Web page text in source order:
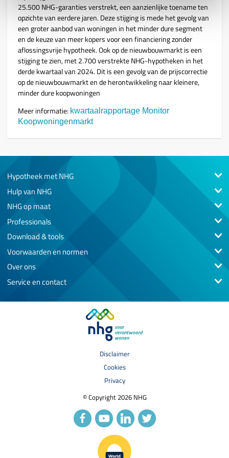
25.500 NHG-garanties verstrekt, een aanzienlijke toename ten
opzichte van eerdere jaren. Deze stijging is mede het gevolg van
een groter aanbod van woningen in het minder dure segment
en de keuze van meer kopers voor een financiering zonder
aflossingsvrije hypotheek. Ook op de nieuwbouwmarkt is een
stijging te zien, met 2.700 verstrekte NHG-hypotheken in het
derde kwartaal van 2024. Dit is een gevolg van de prijscorrectie
op de nieuwbouwmarkt en de herontwikkeling naar kleinere,
minder dure koopwoningen
Meer informatie: kwartaalrapportage Monitor
Koopwoningenmarkt
Hypotheek met NHG
Hulp van NHG
NHG op maat
Professionals
Download & tools
Voorwaarden en normen
Over ons
Service en contact
© Copyright 2026 NHG
Disclaimer
Cookies
Privacy